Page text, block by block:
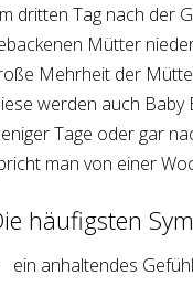
dritten Tag nach der
Mütter
Mehrheit der
werden auch Baby
Tage oder gar
man von einer
häufigsten
ein anhaltendes